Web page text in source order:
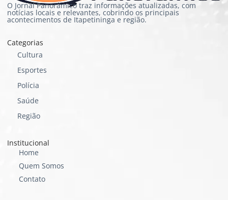
O Jornal Panorâmico traz informações atualizadas, com
notícias locais e relevantes, cobrindo os principais
acontecimentos de Itapetininga e região.
Categorias
Cultura
Esportes
Polícia
Saúde
Região
Institucional
Home
Quem Somos
Contato